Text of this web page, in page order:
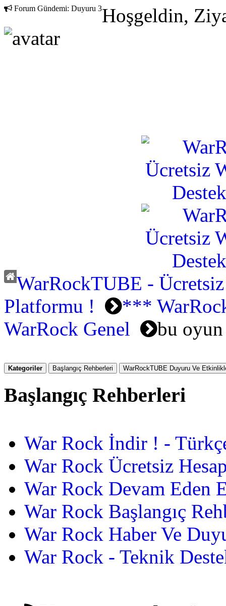
Forum Gündemi: Duyuru 3Hoşgeldin,
WarRockTUBE -
Platformu !
***
WarRock Genel
bu oyun
Kategoriler Başlangıç Rehberleri WarRockTUBE Duyuru Ve
Başlangıç Rehberleri
War Rock İndir ! -
War Rock Ücretsiz
War Rock Devam Eden
War Rock Başlangıç
War Rock Haber Ve
War Rock - Teknik